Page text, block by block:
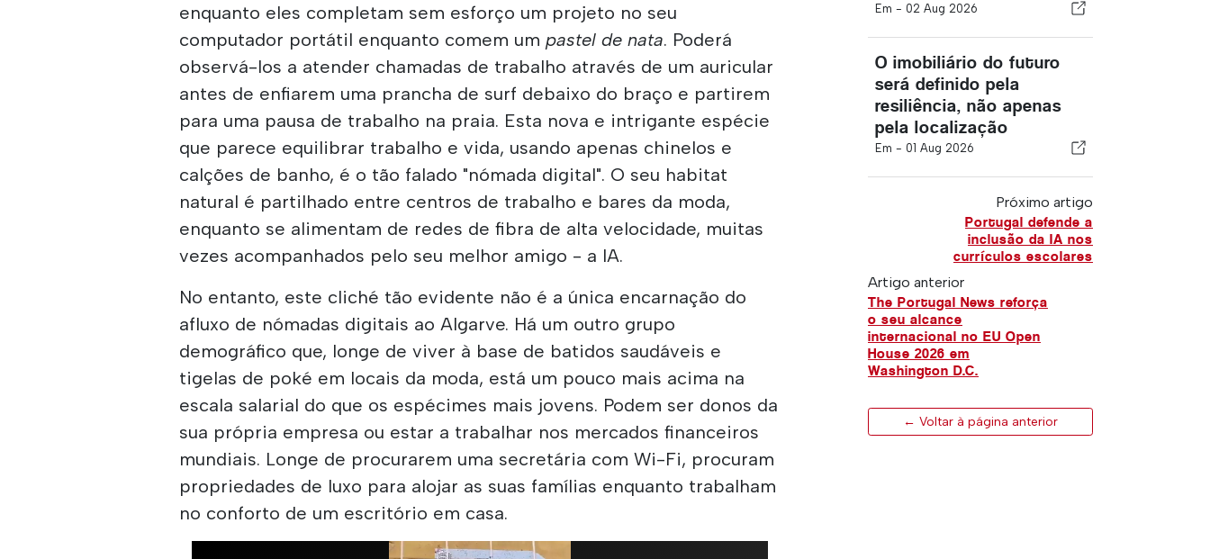
enquanto eles completam sem esforço um projeto no seu
computador portátil enquanto comem umpastel de nata. Poderá
observá-los a atender chamadas de trabalho através de um auricular
antes de enfiarem uma prancha de surf debaixo do braço e partirem
para uma pausa de trabalho na praia. Esta nova e intrigante espécie
que parece equilibrar trabalho e vida, usando apenas chinelos e
calções de banho, é o tão falado "nómada digital". O seu habitat
natural é partilhado entre centros de trabalho e bares da moda,
enquanto se alimentam de redes de fibra de alta velocidade, muitas
vezes acompanhados pelo seu melhor amigo - a IA.
No entanto, este cliché tão evidente não é a única encarnação do
afluxo de nómadas digitais ao Algarve. Há um outro grupo
demográfico que, longe de viver à base de batidos saudáveis e
tigelas de poké em locais da moda, está um pouco mais acima na
escala salarial do que os espécimes mais jovens. Podem ser donos da
sua própria empresa ou estar a trabalhar nos mercados financeiros
mundiais. Longe de procurarem uma secretária com Wi-Fi, procuram
propriedades de luxo para alojar as suas famílias enquanto trabalham
no conforto de um escritório em casa.
Em - 02 Aug 2026
O imobiliário do futuro
será definido pela
resiliência, não apenas
pela localização
Em - 01 Aug 2026
Próximo artigo
Portugal defende a
inclusão da IA nos
currículos escolares
Artigo anterior
The Portugal News reforça
o seu alcance
internacional no EU Open
House 2026 em
Washington D.C.
← Voltar à página anterior